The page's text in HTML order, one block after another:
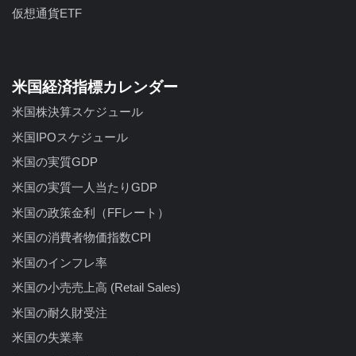
仮想通貨ETF
米国経済指標カレンダー
米国株決算スケジュール
米国IPOスケジュール
米国の実質GDP
米国の実質一人当たりGDP
米国の政策金利（FFレート）
米国の消費者物価指数CPI
米国のインフレ率
米国の小売売上高 (Retail Sales)
米国の耐久財受注
米国の失業率